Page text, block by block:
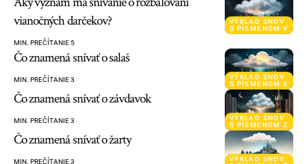
VÝKLAD SNOV
S PÍSMENOM V
vianočných darčekov?
MIN. PREČÍTANIE 5
VÝKLAD SNOV
S PÍSMENOM S
Čo znamená snívať o salaš
MIN. PREČÍTANIE 3
VÝKLAD SNOV
S PÍSMENOM Z
Čo znamená snívať o závdavok
MIN. PREČÍTANIE 3
VÝKLAD SNOV
Čo znamená snívať o žarty
MIN. PREČÍTANIE 3